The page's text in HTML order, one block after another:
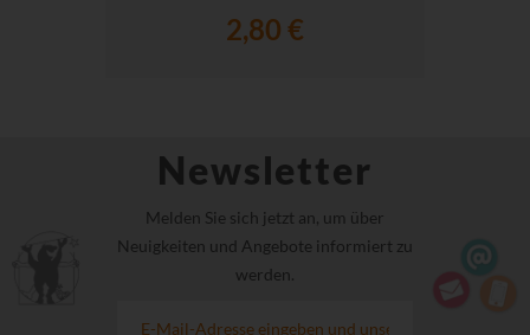
2,80 €
Newsletter
Melden Sie sich jetzt an, um über
Neuigkeiten und Angebote informiert zu
werden.